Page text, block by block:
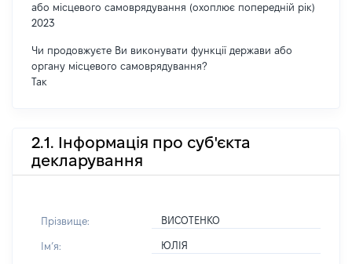
або місцевого самоврядування (охоплює попередній рік)
2023
Чи продовжуєте Ви виконувати функції держави або
органу місцевого самоврядування?
Так
2.1. Інформація про суб'єкта
декларування
Прізвище: ВИСОТЕНКО
Імʼя: ЮЛІЯ